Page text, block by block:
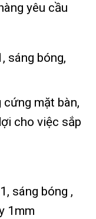
yêu cầu
sáng bóng,
mặt bàn,
cho việc sắp
sáng bóng ,
1mm